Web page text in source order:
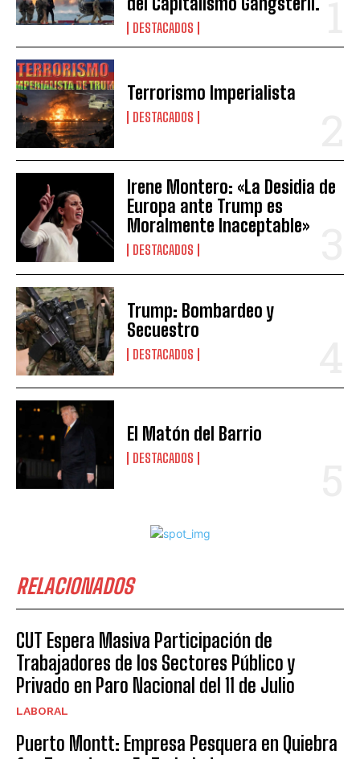
DESTACADOS
Terrorismo Imperialista
DESTACADOS
Irene Montero: «La Desidia de
Europa ante Trump es
Moralmente Inaceptable»
DESTACADOS
Trump: Bombardeo y
Secuestro
DESTACADOS
El Matón del Barrio
DESTACADOS
RELACIONADOS
CUT Espera Masiva Participación de
Trabajadores de los Sectores Público y
Privado en Paro Nacional del 11 de Julio
LABORAL
Puerto Montt: Empresa Pesquera en Quiebra